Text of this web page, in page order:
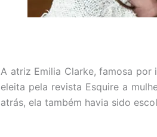
A atriz Emilia Clarke, famosa por
eleita pela revista Esquire a
atrás, ela também havia sido